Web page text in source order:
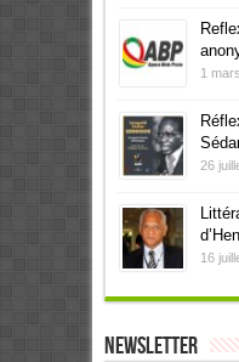
1
26
16
Newsletter